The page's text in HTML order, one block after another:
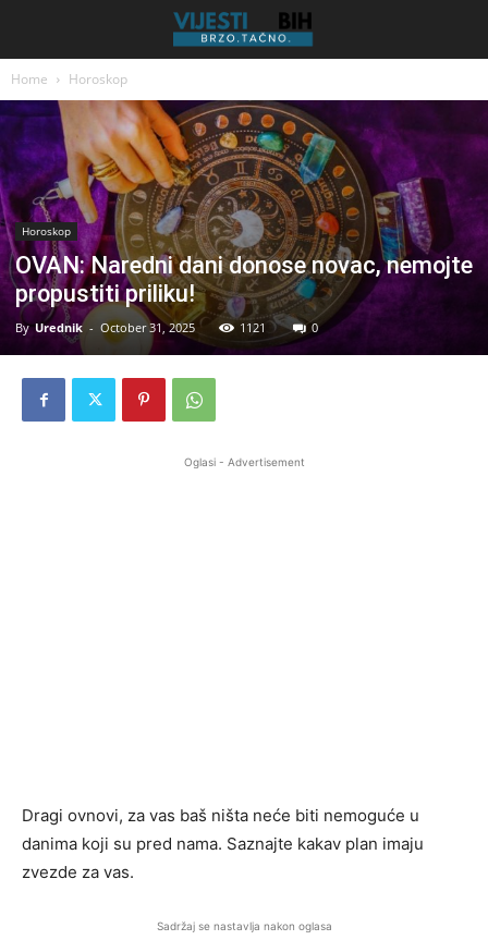
Home Horoskop
Horoskop
OVAN: Naredni dani donose novac, nemojte
propustiti priliku!
By Urednik - October 31, 2025 1121 0
Oglasi - Advertisement
Dragi ovnovi, za vas baš ništa neće biti nemoguće u
danima koji su pred nama. Saznajte kakav plan imaju
zvezde za vas.
Sadržaj se nastavlja nakon oglasa